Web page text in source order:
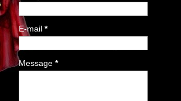
E-mail *
Message *